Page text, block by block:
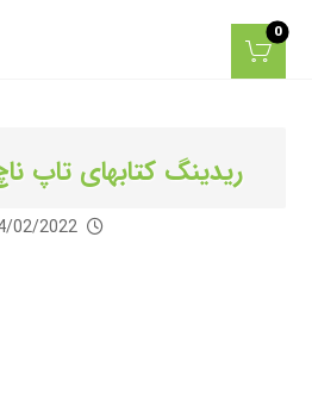
ریدینگ کتابهای تاپ
02/2022